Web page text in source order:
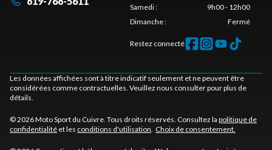
Samedi:
9h00 - 12h00
Dimanche: Fermé
Restez connecté
Les données affichées sont à titre indicatif seulement et ne peuvent être
considérées comme contractuelles. Veuillez nous consulter pour plus de
détails.
© 2026 Moto Sport du Cuivre. Tous droits réservés. Consultez la politique de
confidentialité et les conditions d'utilisation. Choix de consentement.